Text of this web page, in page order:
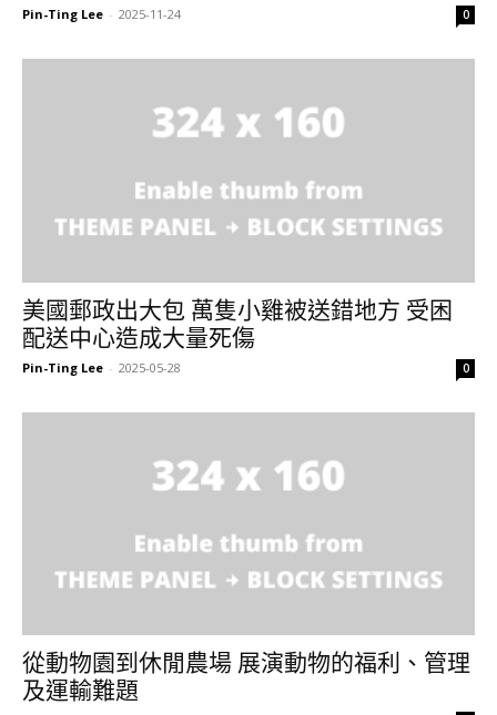
Pin-Ting Lee - 2025-11-24 0
美國郵政出大包 萬隻小雞被送錯地方 受困
配送中心造成大量死傷
Pin-Ting Lee - 2025-05-28 0
從動物園到休閒農場 展演動物的福利、管理
及運輸難題